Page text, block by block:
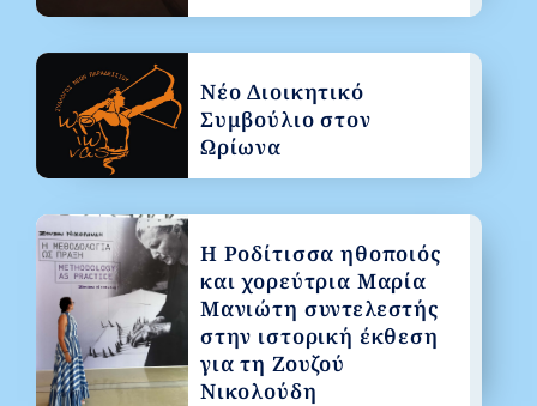
Νέο Διοικητικό
Συμβούλιο στον
Ωρίωνα
Η Ροδίτισσα ηθοποιός
και χορεύτρια Μαρία
Μανιώτη συντελεστής
στην ιστορική έκθεση
για τη Ζουζού
Νικολούδη